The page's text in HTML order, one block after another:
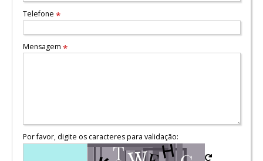
Telefone *
Mensagem *
Por favor, digite os caracteres para validação: